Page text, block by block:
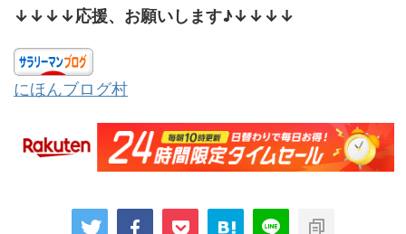
↓↓↓↓応援、お願いします♪↓↓↓↓
にほんブログ村